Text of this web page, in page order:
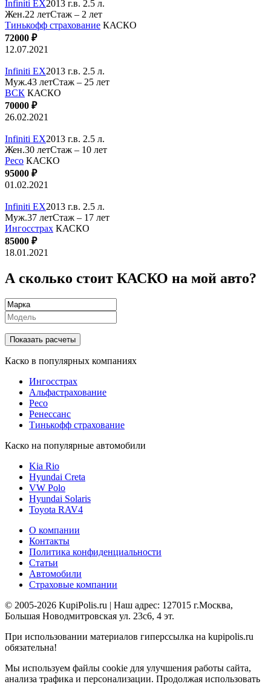
Infiniti EX2013 г.в. 2.5 л.
Жен.22 летСтаж – 2 лет
Тинькофф страхование КАСКО
72000 ₽
12.07.2021
Infiniti EX2013 г.в. 2.5 л.
Муж.43 летСтаж – 25 лет
ВСК КАСКО
70000 ₽
26.02.2021
Infiniti EX2013 г.в. 2.5 л.
Жен.30 летСтаж – 10 лет
Ресо КАСКО
95000 ₽
01.02.2021
Infiniti EX2013 г.в. 2.5 л.
Муж.37 летСтаж – 17 лет
Ингосстрах КАСКО
85000 ₽
18.01.2021
А сколько стоит КАСКО на мой авто?
Показать расчеты
Каско в популярных компаниях
Ингосстрах
Альфастрахование
Ресо
Ренессанс
Тинькофф страхование
Каско на популярные автомобили
Kia Rio
Hyundai Creta
VW Polo
Hyundai Solaris
Toyota RAV4
О компании
Контакты
Политика конфиденциальности
Статьи
Автомобили
Страховые компании
© 2005-2026 KupiPolis.ru | Наш адрес: 127015 г.Москва,
Большая Новодмитровская ул. 23с6, 4 эт.
При использовании материалов гиперссылка на kupipolis.ru
обязательна!
Мы используем файлы cookie для улучшения работы сайта,
анализа трафика и персонализации. Продолжая использовать